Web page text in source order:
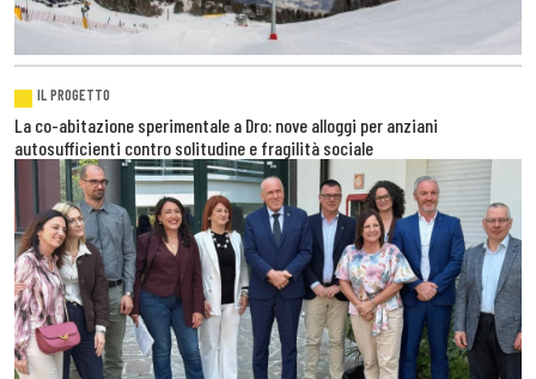
IL PROGETTO
La co-abitazione sperimentale a Dro: nove alloggi per anziani
autosufficienti contro solitudine e fragilità sociale